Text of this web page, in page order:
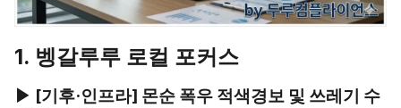
1. 벵갈루루 로컬 포커스
▶ [기후·인프라] 몬순 폭우 적색경보 및 쓰레기 수